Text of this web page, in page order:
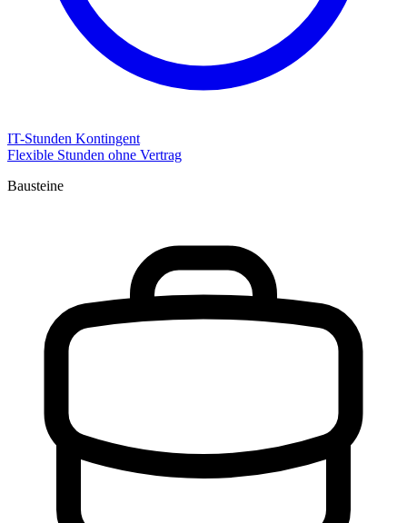
IT-Stunden Kontingent
Flexible Stunden ohne Vertrag
Bausteine